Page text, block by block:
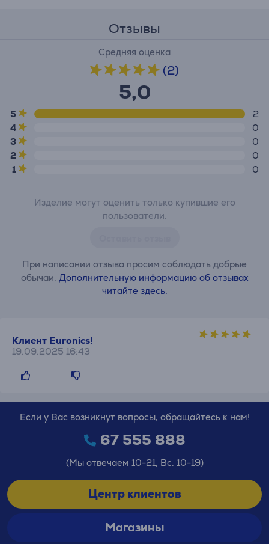
Отзывы
Средняя оценка
(2)
5,0
5
2
4
0
3
0
2
0
1
0
Изделие могут оценить только купившие его
пользователи.
При написании отзыва просим соблюдать добрые
обычаи. Дополнительную информацию об отзывах
читайте здесь.
Клиент Euronics!
19.09.2025 16:43
Если у Вас возникнут вопросы, обращайтесь к нам!
67 555 888
(Мы отвечаем 10-21, Вс. 10-19)
Центр клиентов
Магазины